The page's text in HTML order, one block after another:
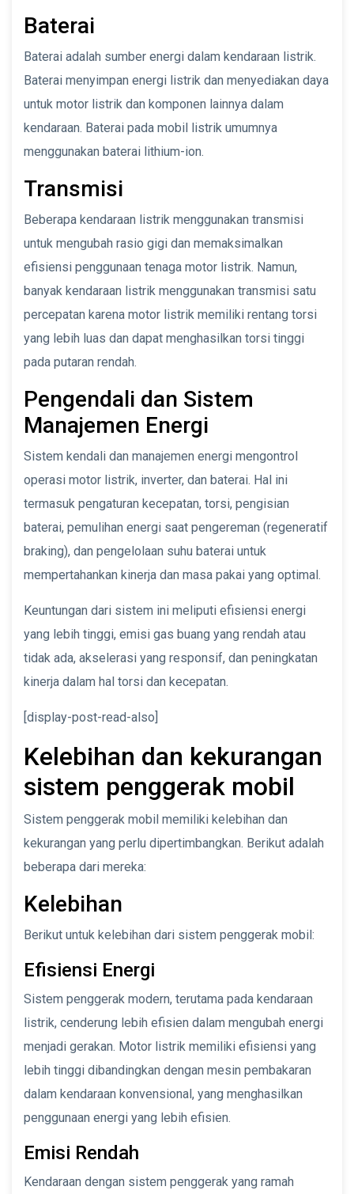
Baterai
Baterai adalah sumber energi dalam kendaraan listrik.
Baterai menyimpan energi listrik dan menyediakan daya
untuk motor listrik dan komponen lainnya dalam
kendaraan. Baterai pada mobil listrik umumnya
menggunakan baterai lithium-ion.
Transmisi
Beberapa kendaraan listrik menggunakan transmisi
untuk mengubah rasio gigi dan memaksimalkan
efisiensi penggunaan tenaga motor listrik. Namun,
banyak kendaraan listrik menggunakan transmisi satu
percepatan karena motor listrik memiliki rentang torsi
yang lebih luas dan dapat menghasilkan torsi tinggi
pada putaran rendah.
Pengendali dan Sistem
Manajemen Energi
Sistem kendali dan manajemen energi mengontrol
operasi motor listrik, inverter, dan baterai. Hal ini
termasuk pengaturan kecepatan, torsi, pengisian
baterai, pemulihan energi saat pengereman (regeneratif
braking), dan pengelolaan suhu baterai untuk
mempertahankan kinerja dan masa pakai yang optimal.
Keuntungan dari sistem ini meliputi efisiensi energi
yang lebih tinggi, emisi gas buang yang rendah atau
tidak ada, akselerasi yang responsif, dan peningkatan
kinerja dalam hal torsi dan kecepatan.
[display-post-read-also]
Kelebihan dan kekurangan
sistem penggerak mobil
Sistem penggerak mobil memiliki kelebihan dan
kekurangan yang perlu dipertimbangkan. Berikut adalah
beberapa dari mereka:
Kelebihan
Berikut untuk kelebihan dari sistem penggerak mobil:
Efisiensi Energi
Sistem penggerak modern, terutama pada kendaraan
listrik, cenderung lebih efisien dalam mengubah energi
menjadi gerakan. Motor listrik memiliki efisiensi yang
lebih tinggi dibandingkan dengan mesin pembakaran
dalam kendaraan konvensional, yang menghasilkan
penggunaan energi yang lebih efisien.
Emisi Rendah
Kendaraan dengan sistem penggerak yang ramah